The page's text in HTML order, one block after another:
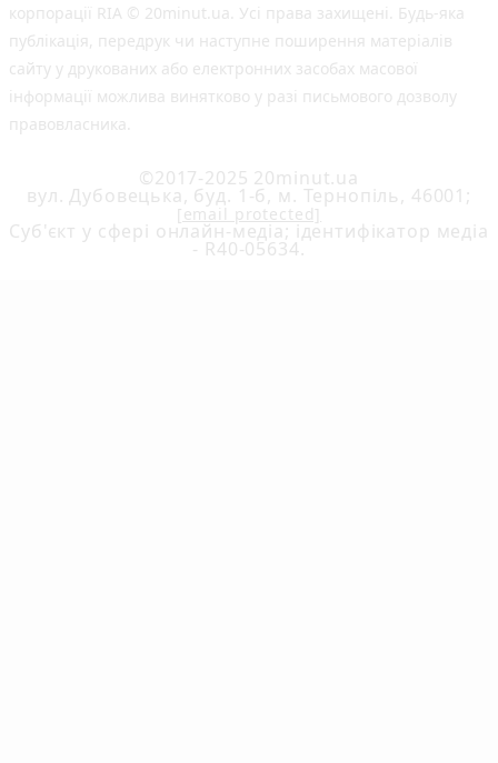
корпорації RIA © 20minut.ua. Усі права захищені. Будь-яка
публiкацiя, передрук чи наступне поширення матеріалів
сайту у друкованих або електронних засобах масової
інформації можлива винятково у разі письмового дозволу
правовласника.
©2017-2025 20minut.ua
вул. Дубовецька, буд. 1-б, м. Тернопіль, 46001;
[email protected]
Cуб'єкт у сфері онлайн-медіа; ідентифікатор медіа
- R40-05634.